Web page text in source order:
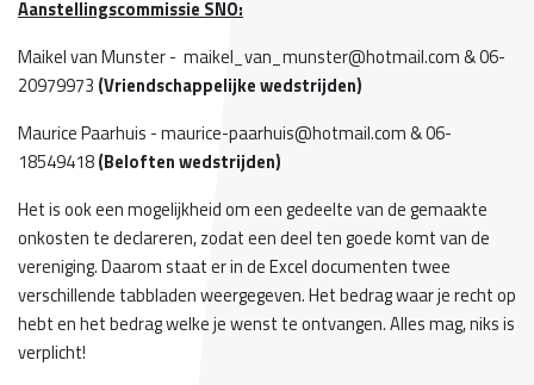
Aanstellingscommissie SNO:
Maikel van Munster - maikel_van_munster@hotmail.com & 06-
20979973 (Vriendschappelijke wedstrijden)
Maurice Paarhuis - maurice-paarhuis@hotmail.com & 06-
18549418(Beloften wedstrijden)
Het is ook een mogelijkheid om een gedeelte van de gemaakte
onkosten te declareren, zodat een deel ten goede komt van de
vereniging. Daarom staat er in de Excel documenten twee
verschillende tabbladen weergegeven. Het bedrag waar je recht op
hebt en het bedrag welke je wenst te ontvangen. Alles mag, niks is
verplicht!